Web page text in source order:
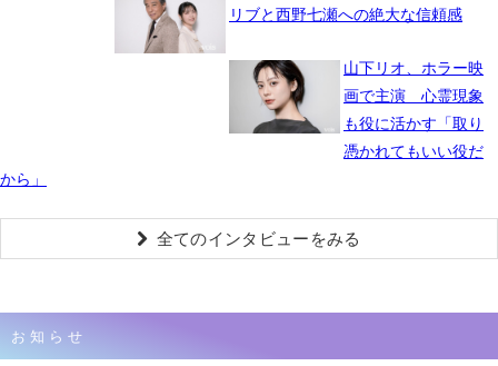
リブと西野七瀬への絶大な信頼感
山下リオ、ホラー映
画で主演 心霊現象
も役に活かす「取り
憑かれてもいい役だ
から」
全てのインタビューをみる
お知らせ